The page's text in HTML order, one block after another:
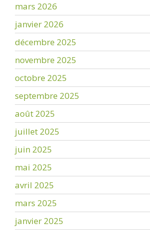
mars 2026
janvier 2026
décembre 2025
novembre 2025
octobre 2025
septembre 2025
août 2025
juillet 2025
juin 2025
mai 2025
avril 2025
mars 2025
janvier 2025